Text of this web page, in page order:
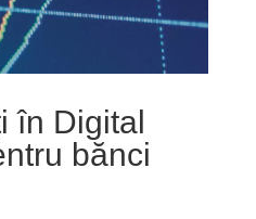
în Digital
bănci